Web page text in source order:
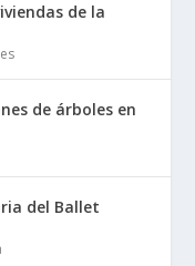
de la
de árboles en
del Ballet